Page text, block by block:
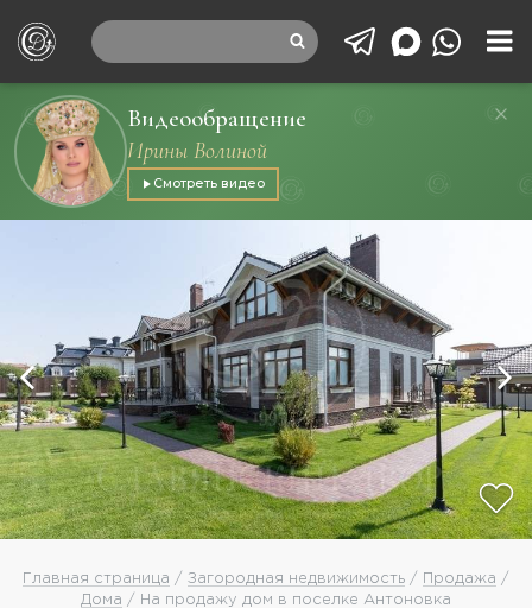
Видеообращение
Ирины Волиной
Смотреть видео
Главная страница / Загородная недвижимость / Продажа /
Дома / На продажу дом в поселке Антоновка